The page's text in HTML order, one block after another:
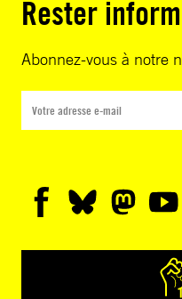
Rester
Abonnez-vous à notre